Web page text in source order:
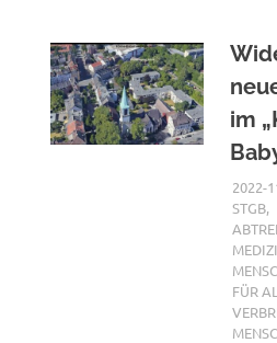
im
2022-
STGB,
FÜR